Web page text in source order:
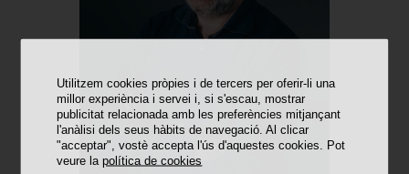
Utilitzem cookies pròpies i de tercers per oferir-li una
millor experiència i servei i, si s'escau, mostrar
publicitat relacionada amb les preferències mitjançant
l'anàlisi dels seus hàbits de navegació. Al clicar
"acceptar", vostè accepta l'ús d'aquestes cookies. Pot
veure lapolítica de cookies